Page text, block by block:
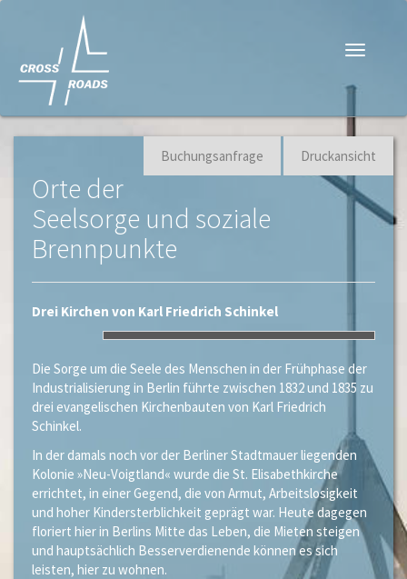
Buchungsanfrage Druckansicht
Orte der
Seelsorge und soziale
Brennpunkte
Drei Kirchen von Karl Friedrich Schinkel
Die Sorge um die Seele des Menschen in der Frühphase der
Industrialisierung in Berlin führte zwischen 1832 und 1835 zu
drei evangelischen Kirchenbauten von Karl Friedrich
Schinkel.
In der damals noch vor der Berliner Stadtmauer liegenden
Kolonie »Neu-Voigtland« wurde die St. Elisabethkirche
errichtet, in einer Gegend, die von Armut, Arbeitslosigkeit
und hoher Kindersterblichkeit geprägt war. Heute dagegen
floriert hier in Berlins Mitte das Leben, die Mieten steigen
und hauptsächlich Besserverdienende können es sich
leisten, hier zu wohnen.